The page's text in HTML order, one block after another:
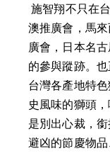
施智翔不只在台灣扎根傳統教育，台灣觀光協會紐
澳推廣會，馬
廣會，日本名
的參與蹤跡。
台灣各產地特
史風味的獅頭
是別出心裁，
避凶的節慶物品